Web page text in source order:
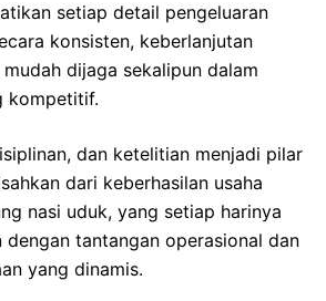
setiap detail pengeluaran
konsisten, keberlanjutan
dijaga sekalipun dalam
kompetitif.
dan ketelitian menjadi pilar
dari keberhasilan usaha
nasi uduk, yang setiap harinya
dengan tantangan operasional dan
yang dinamis.